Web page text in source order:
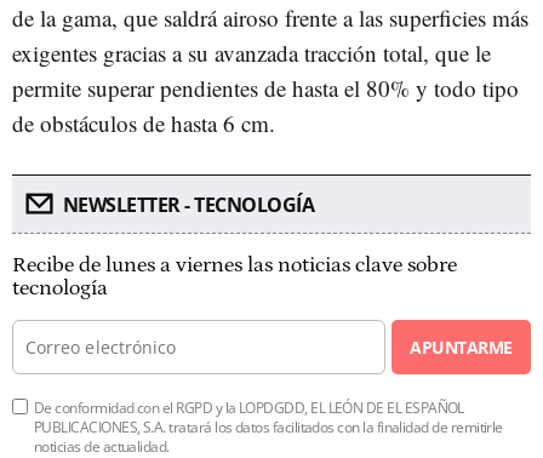
de la gama, que saldrá airoso frente a las superficies más
exigentes gracias a su avanzada tracción total, que le
permite superar pendientes de hasta el 80% y todo tipo
de obstáculos de hasta 6 cm.
NEWSLETTER - TECNOLOGÍA
Recibe de lunes a viernes las noticias clave sobre
tecnología
APUNTARME
De conformidad con el RGPD y la LOPDGDD, EL LEÓN DE EL ESPAÑOL
PUBLICACIONES, S.A. tratará los datos facilitados con la finalidad de remitirle
noticias de actualidad.